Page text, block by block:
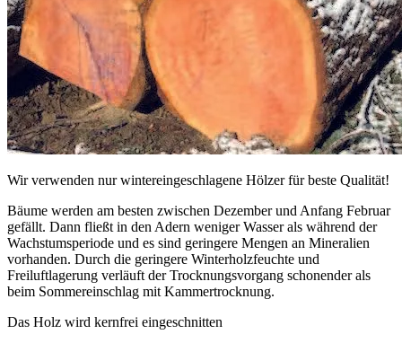
Wir verwenden nur wintereingeschlagene Hölzer für beste Qualität!
Bäume werden am besten zwischen Dezember und Anfang Februar
gefällt. Dann fließt in den Adern weniger Wasser als während der
Wachstumsperiode und es sind geringere Mengen an Mineralien
vorhanden. Durch die geringere Winterholzfeuchte und
Freiluftlagerung verläuft der Trocknungsvorgang schonender als
beim Sommereinschlag mit Kammertrocknung.
Das Holz wird kernfrei eingeschnitten